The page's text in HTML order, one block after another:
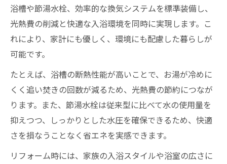
浴槽や節湯水栓、効率的な換気システムを標準装備し、
光熱費の削減と快適な入浴環境を同時に実現します。こ
れにより、家計にも優しく、環境にも配慮した暮らしが
可能です。
たとえば、浴槽の断熱性能が高いことで、お湯が冷めに
くく追い焚きの回数が減るため、光熱費の節約につなが
ります。また、節湯水栓は従来型に比べて水の使用量を
抑えつつ、しっかりとした水圧を確保できるため、快適
さを損なうことなく省エネを実感できます。
リフォーム時には、家族の入浴スタイルや浴室の広さに